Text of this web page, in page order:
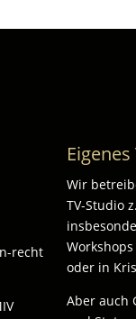
recht
Wir
TV-Studio
oder in
Aber auch